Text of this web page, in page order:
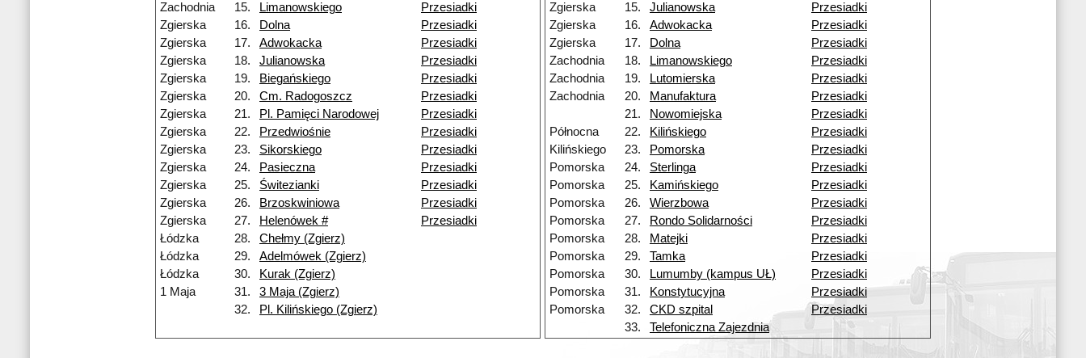
Zachodnia
15. Limanowskiego
Przesiadki
Zgierska
16. Dolna
Przesiadki
Zgierska
17. Adwokacka
Przesiadki
Zgierska
18. Julianowska
Przesiadki
Zgierska
19. Biegańskiego
Przesiadki
Zgierska
20. Cm. Radogoszcz
Przesiadki
Zgierska
21. Pl. Pamięci Narodowej
Przesiadki
Zgierska
22. Przedwiośnie
Przesiadki
Zgierska
23. Sikorskiego
Przesiadki
Zgierska
24. Pasieczna
Przesiadki
Zgierska
25. Świtezianki
Przesiadki
Zgierska
26. Brzoskwiniowa
Przesiadki
Zgierska
27. Helenówek #
Przesiadki
Łódzka
28.
Chełmy (Zgierz)
Łódzka
29.
Adelmówek (Zgierz)
Łódzka
30.
Kurak (Zgierz)
1 Maja
31.
3 Maja (Zgierz)
32.
Pl. Kilińskiego (Zgierz)
Zgierska
15. Julianowska
Przesiadki
Zgierska
16. Adwokacka
Przesiadki
Zgierska
17. Dolna
Przesiadki
Zachodnia
18. Limanowskiego
Przesiadki
Zachodnia
19. Lutomierska
Przesiadki
Zachodnia
20. Manufaktura
Przesiadki
21.
Nowomiejska
Przesiadki
Północna
22. Kilińskiego
Przesiadki
Kilińskiego
23. Pomorska
Przesiadki
Pomorska
24. Sterlinga
Przesiadki
Pomorska
25. Kamińskiego
Przesiadki
Pomorska
26. Wierzbowa
Przesiadki
Pomorska
27. Rondo Solidarności
Przesiadki
Pomorska
28. Matejki
Przesiadki
Pomorska
29. Tamka
Przesiadki
Pomorska
30. Lumumby (kampus UŁ)
Przesiadki
Pomorska
31. Konstytucyjna
Przesiadki
Pomorska
32. CKD szpital
Przesiadki
33.
Telefoniczna Zajezdnia